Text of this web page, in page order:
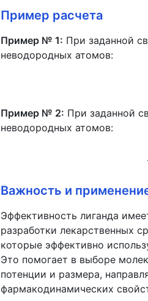
Пример расчета
Пример № 1: При заданной
неводородных атомов:
Пример № 2: При заданной
неводородных атомов:
Важность и
Эффективность лиганда
разработки лекарственных
которые эффективно
Это помогает в выборе
потенции и размера,
фармакодинамических